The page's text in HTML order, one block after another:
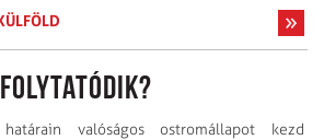
folytatódik?
valóságos ostromállapot kezd